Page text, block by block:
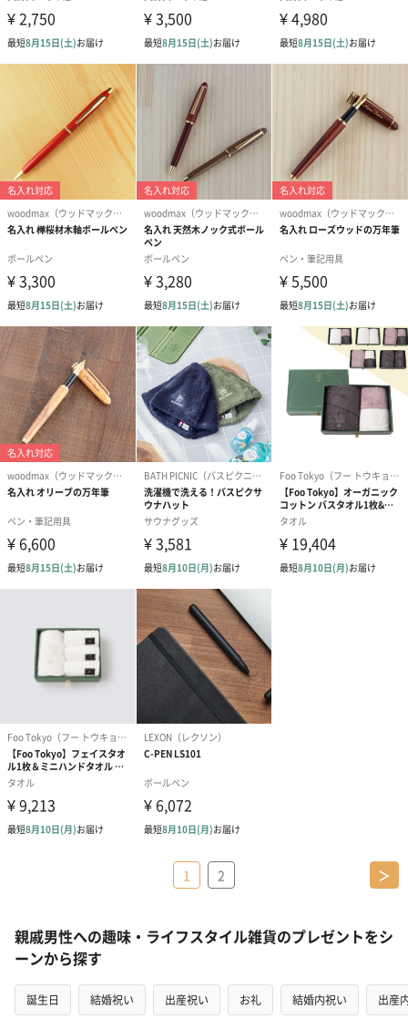
1 2 ＞
親戚男性への趣味・ライフスタイル雑貨のプレゼントをシ
ーンから探す
誕生日 結婚祝い 出産祝い お礼 結婚内祝い 出産